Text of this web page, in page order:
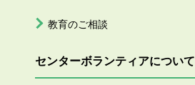
教育のご相談
センターボランティアについて